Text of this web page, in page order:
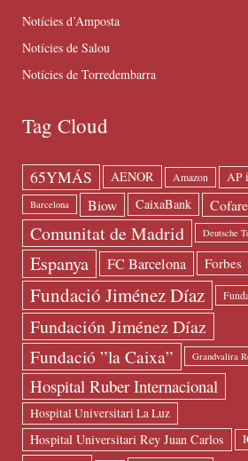
Notícies d’Amposta
Notícies de Salou
Notícies de Torredembarra
Tag Cloud
65YMÁS AENOR Amazon AP
Barcelona Biow CaixaBank
Comunitat de Madrid Deutsche
Espanya FC Barcelona Forbes
Fundació Jiménez Díaz
Fundación Jiménez Díaz
Fundació ”la Caixa” Grandvalira
Hospital Ruber Internacional
Hospital Universitari La Luz
Hospital Universitari Rey Juan Carlos